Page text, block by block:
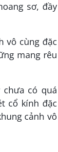
sơ, đầy
vô cùng đặc
mang rêu
có quá
cổ kính đặc
cảnh vô